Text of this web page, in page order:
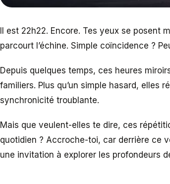
Il est 22h22. Encore. Tes yeux se posent
parcourt l’échine. Simple coïncidence ?
Depuis quelques temps, ces heures
familiers. Plus qu’un simple hasard, elles
synchronicité troublante.
Mais que veulent-elles te dire, ces
quotidien ? Accroche-toi, car derrière ce
une invitation à explorer les profondeurs